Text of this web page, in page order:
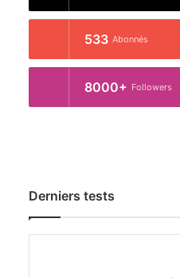
533 Abonnés
8000+ Followers
Derniers tests